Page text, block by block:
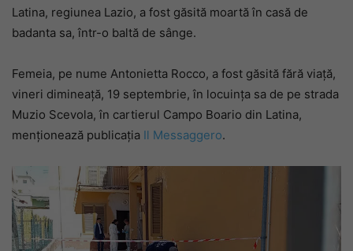
Latina, regiunea Lazio, a fost găsită moartă în casă de
badanta sa, într-o baltă de sânge.
Femeia, pe nume Antonietta Rocco, a fost găsită fără viaţă,
vineri dimineaţă, 19 septembrie, în locuinţa sa de pe strada
Muzio Scevola, în cartierul Campo Boario din Latina,
menționează publicația Il Messaggero.